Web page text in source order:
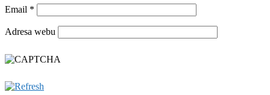
Email *
Adresa webu